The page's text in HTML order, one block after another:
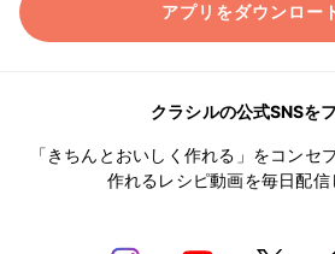
アプリをダウンロー
クラシルの公式SNSを
「きちんとおいしく作れる」をコンセ
作れるレシピ動画を毎日配信